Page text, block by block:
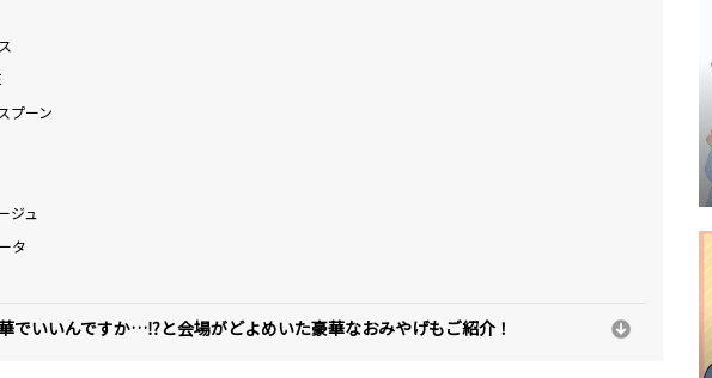
プーン
ジュ
タ
でいいんですか…⁉︎と会場がどよめいた豪華なおみやげもご紹介！